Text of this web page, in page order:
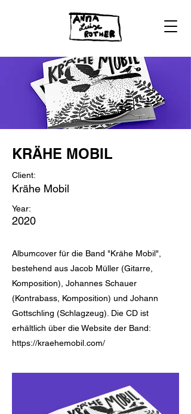
KRÄHE MOBIL
Client:
Krähe Mobil
Year:
2020
Albumcover für die Band "Krähe Mobil",
bestehend aus Jacob Müller (Gitarre,
Komposition), Johannes Schauer
(Kontrabass, Komposition) und Johann
Gottschling (Schlagzeug). Die CD ist
erhältlich über die Website der Band:
https://kraehemobil.com/